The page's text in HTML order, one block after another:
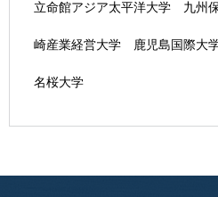
立命館アジア太平洋大学 九州
崎産業経営大学 鹿児島国際
名桜大学